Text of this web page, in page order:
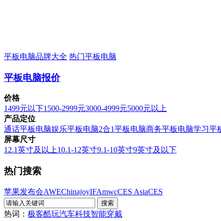
平板电脑品牌大全 热门平板电脑
平板电脑报价
价格
1499元以下1500-2999元3000-4999元5000元以上
产品定位
通话平板电脑娱乐平板电脑2合1平板电脑商务平板电脑学习平
屏幕尺寸
12.1英寸及以上10.1-12英寸9.1-10英寸9英寸及以下
热门搜索
苹果发布会AWEChinajoyIFAmwcCES AsiaCES
热词： 极客酷玩汽车科技智能穿戴